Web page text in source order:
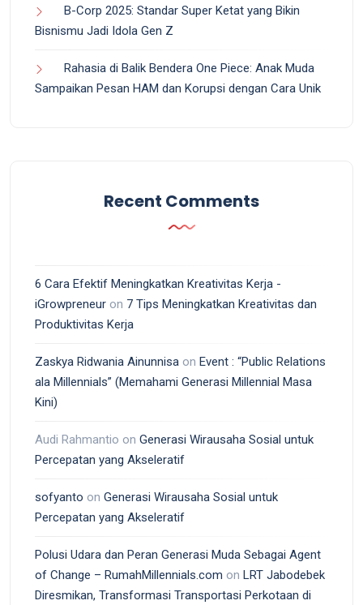
B-Corp 2025: Standar Super Ketat yang Bikin
Bisnismu Jadi Idola Gen Z
Rahasia di Balik Bendera One Piece: Anak Muda
Sampaikan Pesan HAM dan Korupsi dengan Cara Unik
Recent Comments
6 Cara Efektif Meningkatkan Kreativitas Kerja -
iGrowpreneur on 7 Tips Meningkatkan Kreativitas dan
Produktivitas Kerja
Zaskya Ridwania Ainunnisa on Event : “Public Relations
ala Millennials” (Memahami Generasi Millennial Masa
Kini)
Audi Rahmantio on Generasi Wirausaha Sosial untuk
Percepatan yang Akseleratif
sofyanto on Generasi Wirausaha Sosial untuk
Percepatan yang Akseleratif
Polusi Udara dan Peran Generasi Muda Sebagai Agent
of Change – RumahMillennials.com on LRT Jabodebek
Diresmikan, Transformasi Transportasi Perkotaan di